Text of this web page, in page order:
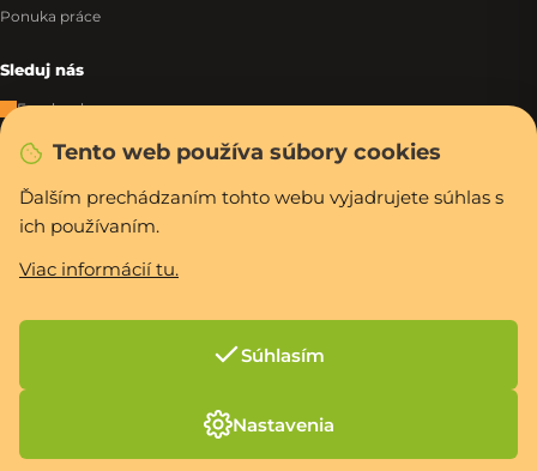
Tento web používa súbory cookies
Ďalším prechádzaním tohto webu vyjadrujete súhlas s
ich používaním.
Viac informácií tu.
Súhlasím
Nastavenia
Ponuka práce
Sleduj nás
Facebook
Instagram
Tiktok
WhatsApp
PCexpres.sk. Všetky práva vyhradené.